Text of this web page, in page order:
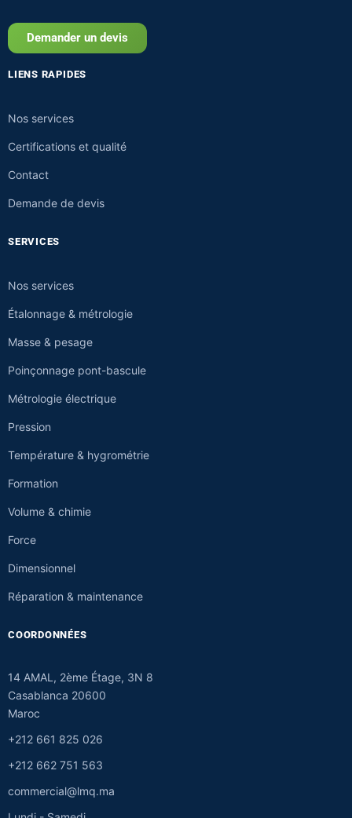
Demander un devis
LIENS RAPIDES
Nos services
Certifications et qualité
Contact
Demande de devis
SERVICES
Nos services
Étalonnage & métrologie
Masse & pesage
Poinçonnage pont-bascule
Métrologie électrique
Pression
Température & hygrométrie
Formation
Volume & chimie
Force
Dimensionnel
Réparation & maintenance
COORDONNÉES
14 AMAL, 2ème Étage, 3N 8
Casablanca 20600
Maroc
+212 661 825 026
+212 662 751 563
commercial@lmq.ma